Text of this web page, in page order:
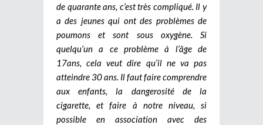
de quarante ans, c’est très compliqué. Il y
a des jeunes qui ont des problèmes de
poumons et sont sous oxygène. Si
quelqu’un a ce problème à l’âge de
17ans, cela veut dire qu’il ne va pas
atteindre 30 ans. Il faut faire comprendre
aux enfants, la dangerosité de la
cigarette, et faire à notre niveau, si
possible en association avec des